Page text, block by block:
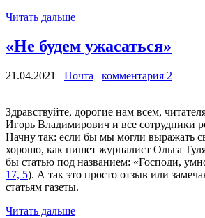
Читать дальше
«Не будем ужасаться»
21.04.2021 Почта комментария 2
Здравствуйте, дорогие нам всем,
Игорь Владимирович и все сотрудники
Начну так: если бы мы могли выражать
хорошо, как пишет журналист Ольга
бы статью под названием: «Господи,
17, 5). А так это просто отзыв или
статьям газеты.
Читать дальше